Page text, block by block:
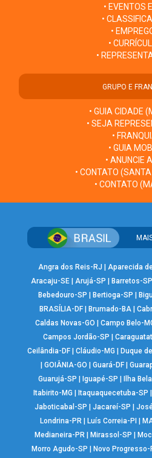
• EVENTOS
•
•
•
•
GRUPO E
• GUIA CIDADE
• SEJA
•
• GUIA
• ANUNCIE
• CONTATO
• CONTATO
Angra dos Reis-RJ Aparecida
Aracaju-SE |Arujá-SP Barretos-SP
Bebedouro-SP
Bertioga-SP
BRASÍLIA-DF| Brumado-BA|
Caldas Novas-GO
|Campo Belo-
Campos Jordão-SP
Ceilândia-DF| Cláudio-MG Duque
GOIÂNIA-GO Guará-DF|
Guarujá-SP
Iguapé-SP Ilha
Itabirito-MG
Itaquaquecetuba-SP
Jaboticabal-SP
Jacareí-SP
Londrina-PR| Luís Correia-PI
Medianeira-PR
Mirassol-SP
Morro Agudo-SP
Novo Progresso-